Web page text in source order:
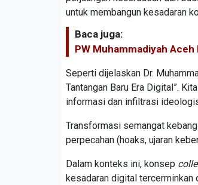
untuk membangun kesadaran
Baca juga:
PW Muhammadiyah
Seperti dijelaskan Dr.
Tantangan Baru Era Digital”.
informasi dan infiltrasi
Transformasi semangat
perpecahan (hoaks, ujaran
Dalam konteks ini, konsep
kesadaran digital